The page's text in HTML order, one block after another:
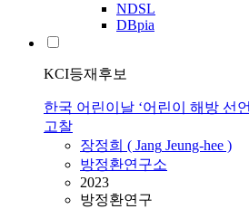
NDSL
DBpia
KCI등재후보
한국 어린이날 ‘어린이 해방 선
고찰
장정희 ( Jang Jeung-hee )
방정환연구소
2023
방정환연구